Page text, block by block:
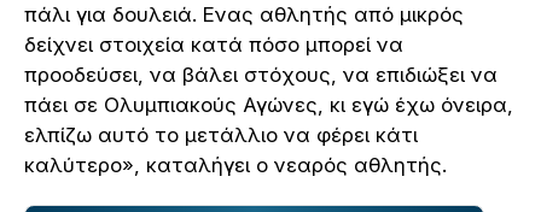
πάλι για δουλειά. Ενας αθλητής από μικρός
δείχνει στοιχεία κατά πόσο μπορεί να
προοδεύσει, να βάλει στόχους, να επιδιώξει να
πάει σε Ολυμπιακούς Αγώνες, κι εγώ έχω όνειρα,
ελπίζω αυτό το μετάλλιο να φέρει κάτι
καλύτερο», καταλήγει ο νεαρός αθλητής.